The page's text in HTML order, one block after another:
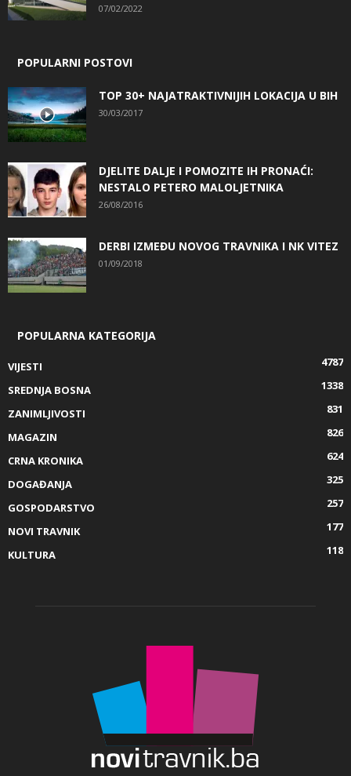
07/02/2022
POPULARNI POSTOVI
TOP 30+ NAJATRAKTIVNIJIH LOKACIJA U BIH
30/03/2017
DJELITE DALJE I POMOZITE IH PRONAĆI:
NESTALO PETERO MALOLJETNIKA
26/08/2016
DERBI IZMEĐU NOVOG TRAVNIKA I NK VITEZ
01/09/2018
POPULARNA KATEGORIJA
VIJESTI
4787
SREDNJA BOSNA
1338
ZANIMLJIVOSTI
831
MAGAZIN
826
CRNA KRONIKA
624
DOGAĐANJA
325
GOSPODARSTVO
257
NOVI TRAVNIK
177
KULTURA
118